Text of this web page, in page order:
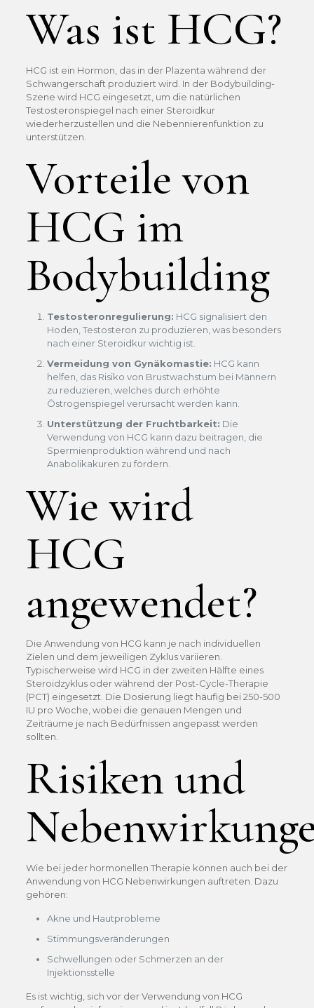
Was ist HCG?
HCG ist ein Hormon, das in der Plazenta während der
Schwangerschaft produziert wird. In der Bodybuilding-
Szene wird HCG eingesetzt, um die natürlichen
Testosteronspiegel nach einer Steroidkur
wiederherzustellen und die Nebennierenfunktion zu
unterstützen.
Vorteile von
HCG im
Bodybuilding
Testosteronregulierung: HCG signalisiert den
Hoden, Testosteron zu produzieren, was besonders
nach einer Steroidkur wichtig ist.
Vermeidung von Gynäkomastie: HCG kann
helfen, das Risiko von Brustwachstum bei Männern
zu reduzieren, welches durch erhöhte
Östrogenspiegel verursacht werden kann.
Unterstützung der Fruchtbarkeit: Die
Verwendung von HCG kann dazu beitragen, die
Spermienproduktion während und nach
Anabolikakuren zu fördern.
Wie wird
HCG
angewendet?
Die Anwendung von HCG kann je nach individuellen
Zielen und dem jeweiligen Zyklus variieren.
Typischerweise wird HCG in der zweiten Hälfte eines
Steroidzyklus oder während der Post-Cycle-Therapie
(PCT) eingesetzt. Die Dosierung liegt häufig bei 250-500
IU pro Woche, wobei die genauen Mengen und
Zeiträume je nach Bedürfnissen angepasst werden
sollten.
Risiken und
Wie bei jeder hormonellen Therapie können auch bei der
Anwendung von HCG Nebenwirkungen auftreten. Dazu
gehören:
Akne und Hautprobleme
Stimmungsveränderungen
Schwellungen oder Schmerzen an der
Injektionsstelle
Es ist wichtig, sich vor der Verwendung von HCG